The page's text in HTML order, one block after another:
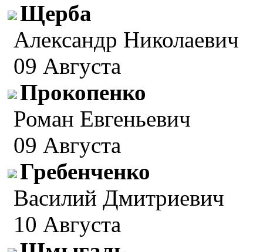
Щерба
Александр Николаевич
09 Августа
Прокопенко
Роман Евгеньевич
09 Августа
Гребенченко
Василий Дмитриевич
10 Августа